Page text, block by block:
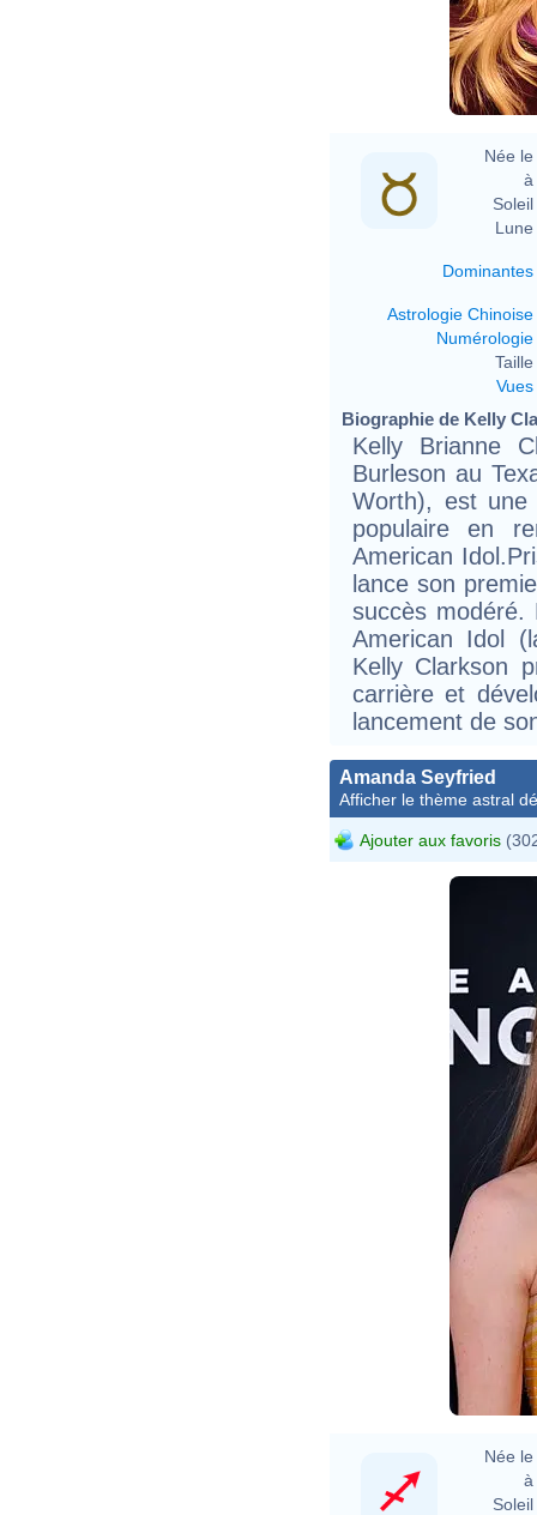
Née le
à
Soleil
Lune
Dominantes
Astrologie Chinoise
Numérologie
Taille
Vues
Biographie de Kelly
Kelly Brianne
Burleson au
Worth), est une
populaire en
American
lance son
succès modéré.
American Idol
Kelly Clarkson
carrière et
lancement de
Amanda Seyfried
Afficher le thème astral
Ajouter aux favoris
Née le
à
Soleil